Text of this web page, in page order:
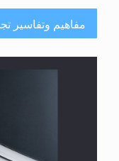
هل يُحسب حول
مفاهيم وتفاسير